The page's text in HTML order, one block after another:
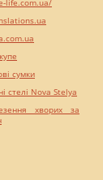
life.com.ua/
сумки
стелі Nova Stelya
хворих за